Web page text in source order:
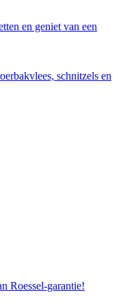
en geniet van een
schnitzels en
Roessel-garantie!